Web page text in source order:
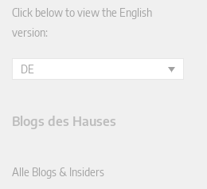
Click below to view the English
version:
DE
Blogs des Hauses
Alle Blogs & Insiders